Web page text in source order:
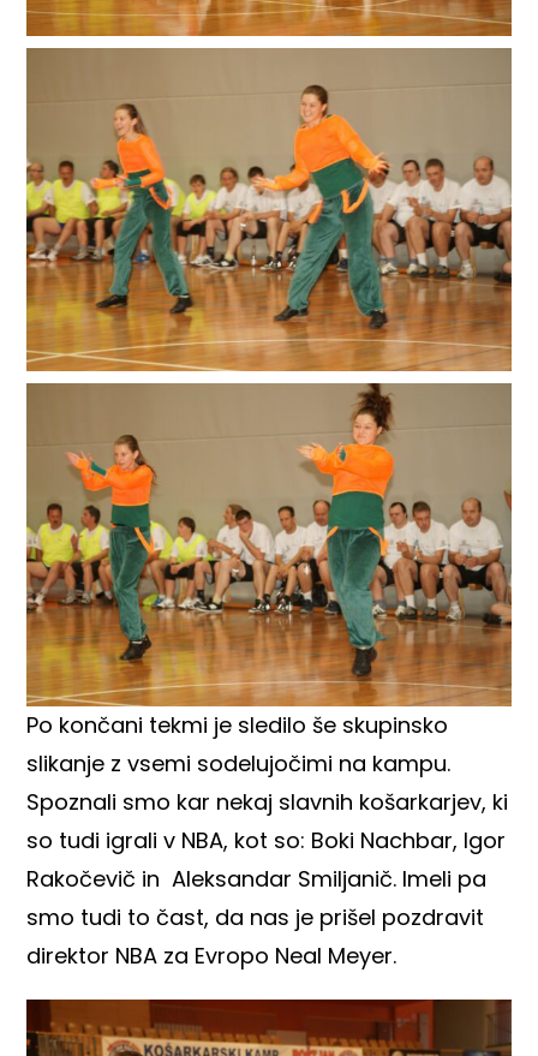
Po končani tekmi je sledilo še skupinsko
slikanje z vsemi sodelujočimi na kampu.
Spoznali smo kar nekaj slavnih košarkarjev, ki
so tudi igrali v NBA, kot so: Boki Nachbar, Igor
Rakočevič in Aleksandar Smiljanič. Imeli pa
smo tudi to čast, da nas je prišel pozdravit
direktor NBA za Evropo Neal Meyer.